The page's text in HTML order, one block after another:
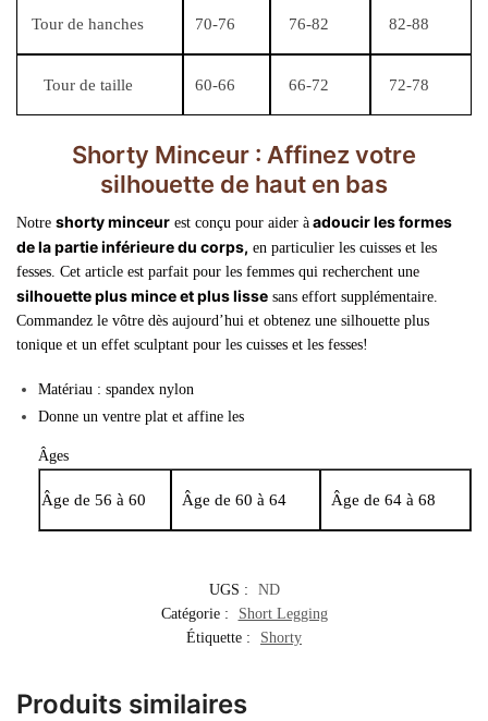
Tour de hanches 70-76 76-82 82-88
Tour de taille 60-66 66-72 72-78
Shorty Minceur : Affinez votre
silhouette de haut en bas
Notre shorty minceur est conçu pour aider à adoucir les formes
de la partie inférieure du corps, en particulier les cuisses et les
fesses. Cet article est parfait pour les femmes qui recherchent une
silhouette plus mince et plus lisse sans effort supplémentaire.
Commandez le vôtre dès aujourd’hui et obtenez une silhouette plus
tonique et un effet sculptant pour les cuisses et les fesses!
Matériau : spandex nylon
Donne un ventre plat et affine les
Âges
Âge de 56 à 60 Âge de 60 à 64 Âge de 64 à 68
UGS :
ND
Catégorie :
Short Legging
Étiquette :
Shorty
Produits similaires